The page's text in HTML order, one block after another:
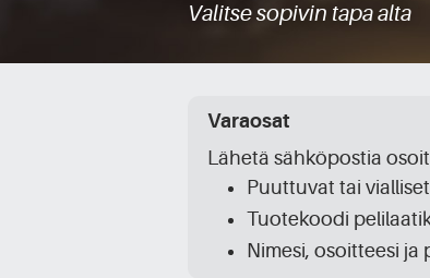
Valitse sopivin tapa alta
Varaosat
Lähetä sähköpostia
Puuttuvat tai
Tuotekoodi
Nimesi, osoitteesi